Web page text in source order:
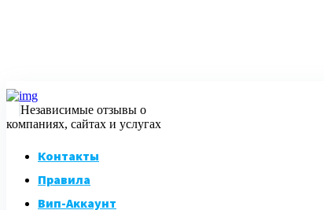
Независимые отзывы о
компаниях, сайтах и услугах
Контакты
Правила
Вип-Аккаунт